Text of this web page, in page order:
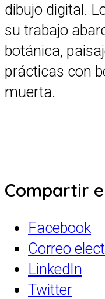
dibujo digital.
su trabajo
botánica,
prácticas con
muerta.
Compartir
Facebook
Correo
LinkedIn
Twitter